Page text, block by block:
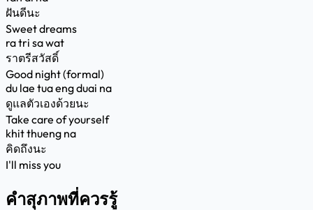
ฝันดีนะ
Sweet dreams
ra tri sa wat
ราตรีสวัสดิ์
Good night (formal)
du lae tua eng duai na
ดูแลตัวเองด้วยนะ
Take care of yourself
khit thueng na
คิดถึงนะ
I'll miss you
คำสุภาพที่ควรรู้